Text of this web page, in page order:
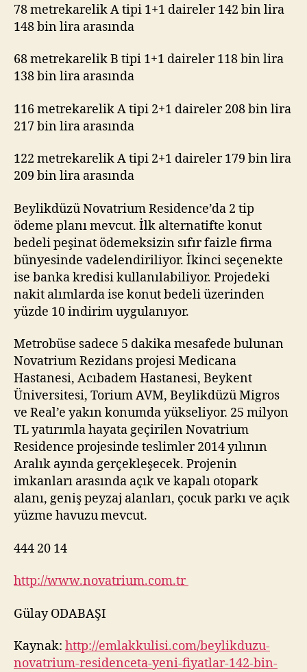
78 metrekarelik A tipi 1+1 daireler 142 bin lira
148 bin lira arasında
68 metrekarelik B tipi 1+1 daireler 118 bin lira
138 bin lira arasında
116 metrekarelik A tipi 2+1 daireler 208 bin lira
217 bin lira arasında
122 metrekarelik A tipi 2+1 daireler 179 bin lira
209 bin lira arasında
Beylikdüzü Novatrium Residence’da 2 tip
ödeme planı mevcut. İlk alternatifte konut
bedeli peşinat ödemeksizin sıfır faizle firma
bünyesinde vadelendiriliyor. İkinci seçenekte
ise banka kredisi kullanılabiliyor. Projedeki
nakit alımlarda ise konut bedeli üzerinden
yüzde 10 indirim uygulanıyor.
Metrobüse sadece 5 dakika mesafede bulunan
Novatrium Rezidans projesi Medicana
Hastanesi, Acıbadem Hastanesi, Beykent
Üniversitesi, Torium AVM, Beylikdüzü Migros
ve Real’e yakın konumda yükseliyor. 25 milyon
TL yatırımla hayata geçirilen Novatrium
Residence projesinde teslimler 2014 yılının
Aralık ayında gerçekleşecek. Projenin
imkanları arasında açık ve kapalı otopark
alanı, geniş peyzaj alanları, çocuk parkı ve açık
yüzme havuzu mevcut.
444 20 14
http://www.novatrium.com.tr
Gülay ODABAŞI
Kaynak: http://emlakkulisi.com/beylikduzu-
novatrium-residenceta-yeni-fiyatlar-142-bin-